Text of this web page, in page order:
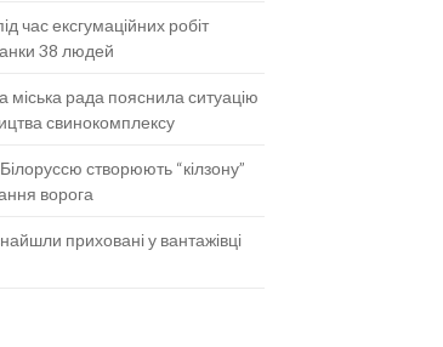
час ексгумаційних робіт
38 людей
міська рада пояснила ситуацію
свинокомплексу
створюють “кілзону”
ворога
приховані у вантажівці